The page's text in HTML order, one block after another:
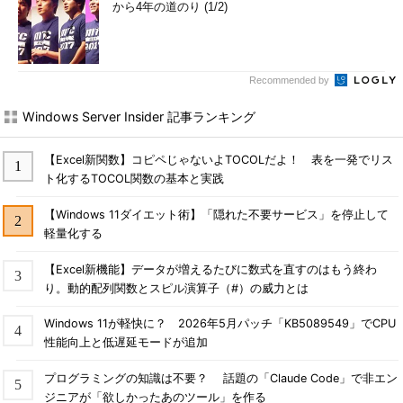
から4年の道のり (1/2)
Recommended by
Windows Server Insider 記事ランキング
【Excel新関数】コピペじゃないよTOCOLだよ！ 表を一発でリス
ト化するTOCOL関数の基本と実践
【Windows 11ダイエット術】「隠れた不要サービス」を停止して
軽量化する
【Excel新機能】データが増えるたびに数式を直すのはもう終わ
り。動的配列関数とスピル演算子（#）の威力とは
Windows 11が軽快に？ 2026年5月パッチ「KB5089549」でCPU
性能向上と低遅延モードが追加
プログラミングの知識は不要？ 話題の「Claude Code」で非エン
ジニアが「欲しかったあのツール」を作る